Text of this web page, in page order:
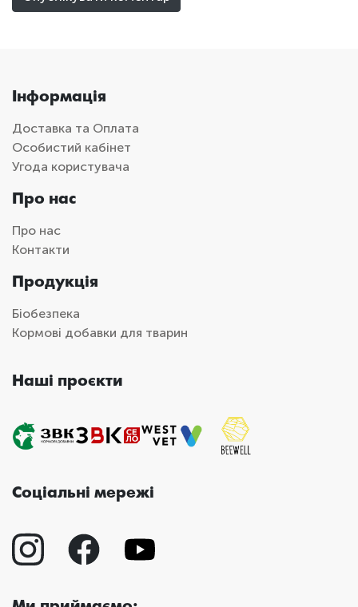
Інформація
Доставка та Оплата
Особистий кабінет
Угода користувача
Про нас
Про нас
Контакти
Продукція
Біобезпека
Кормові добавки для тварин
Наші проєкти
Соціальні мережі